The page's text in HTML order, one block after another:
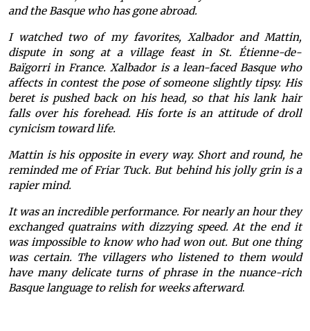
and the Basque who has gone abroad.
I watched two of my favorites, Xalbador and Mattin,
dispute in song at a village feast in St. Étienne-de-
Baïgorri in France. Xalbador is a lean-faced Basque who
affects in contest the pose of someone slightly tipsy. His
beret is pushed back on his head, so that his lank hair
falls over his forehead. His forte is an attitude of droll
cynicism toward life.
Mattin is his opposite in every way. Short and round, he
reminded me of Friar Tuck. But behind his jolly grin is a
rapier mind.
It was an incredible performance. For nearly an hour they
exchanged quatrains with dizzying speed. At the end it
was impossible to know who had won out. But one thing
was certain. The villagers who listened to them would
have many delicate turns of phrase in the nuance-rich
Basque language to relish for weeks afterward.